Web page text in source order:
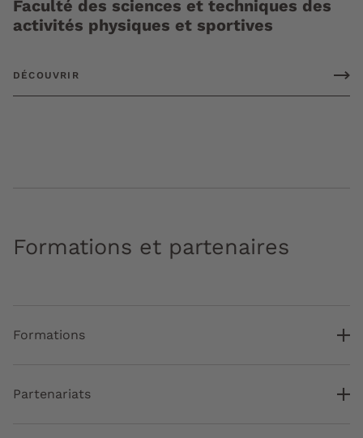
Faculté des sciences et techniques des
activités physiques et sportives
DÉCOUVRIR
Formations et partenaires
Formations
Partenariats